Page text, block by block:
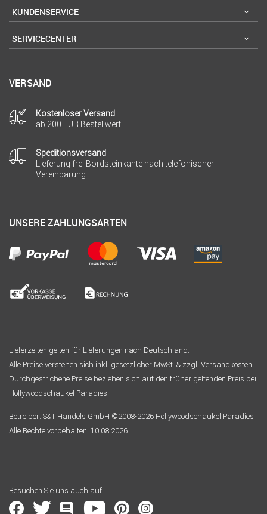
KUNDENSERVICE
SERVICECENTER
VERSAND
Kostenloser Versand
ab 200 EUR Bestellwert
Speditionsversand
Lieferung frei Bordsteinkante nach telefonischer
Vereinbarung
UNSERE ZAHLUNGSARTEN
Lieferzeiten gelten für Lieferungen nach Deutschland.
Alle Preise verstehen sich inkl. gesetzlicher MwSt. & zzgl. Versandkosten.
Durchgestrichene Preise beziehen sich auf den früher geltenden Preis bei
Hollywoodschaukel Paradies
Betreiber: S&T Handels GmbH ©2008-2026 Hollywoodschaukel Paradies
Alle Rechte vorbehalten. 10.08.2026
Besuchen Sie uns auch auf